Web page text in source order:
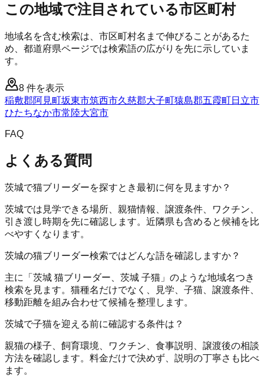
この地域で注目されている市区町村
地域名を含む検索は、市区町村名まで伸びることがあるた
め、都道府県ページでは検索語の広がりを先に示していま
す。
8 件を表示
稲敷郡阿見町坂東市筑西市久慈郡大子町猿島郡五霞町日立市
ひたちなか市常陸大宮市
FAQ
よくある質問
茨城で猫ブリーダーを探すとき最初に何を見ますか？
茨城では見学できる場所、親猫情報、譲渡条件、ワクチン、
引き渡し時期を先に確認します。近隣県も含めると候補を比
べやすくなります。
茨城の猫ブリーダー検索ではどんな語を確認しますか？
主に「茨城 猫ブリーダー、茨城 子猫」のような地域名つき
検索を見ます。猫種名だけでなく、見学、子猫、譲渡条件、
移動距離を組み合わせて候補を整理します。
茨城で子猫を迎える前に確認する条件は？
親猫の様子、飼育環境、ワクチン、食事説明、譲渡後の相談
方法を確認します。料金だけで決めず、説明の丁寧さも比べ
ます。